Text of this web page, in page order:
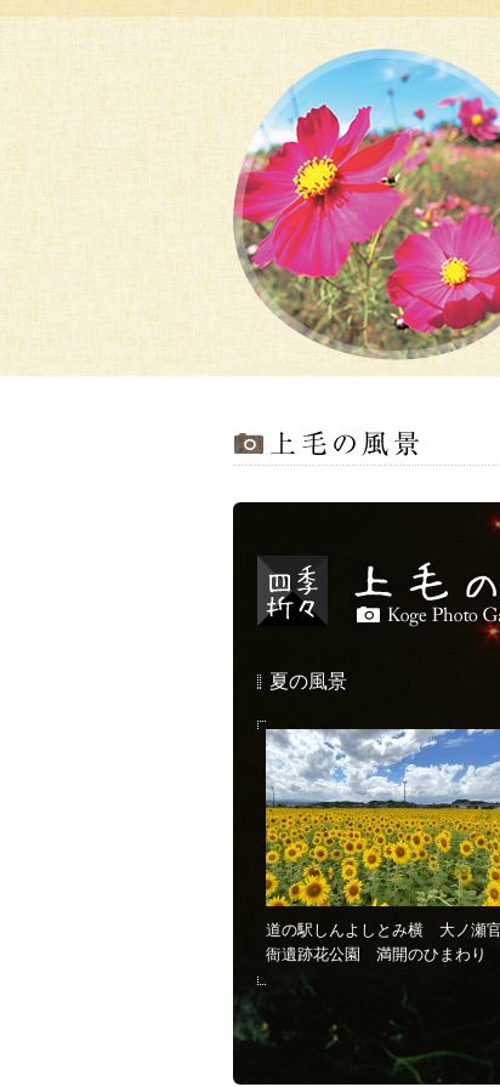
夏の風景
道の駅しんよしとみ横 大ノ瀬官
衙遺跡花公園 満開のひまわり